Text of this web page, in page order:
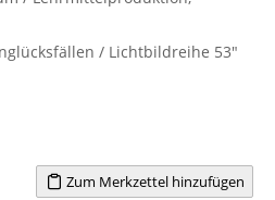
/ Lichtbildreihe 53"
Zum Merkzettel hinzufügen